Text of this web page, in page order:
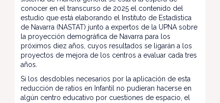
conocer en el transcurso de 2025 el contenido del
estudio que está elaborando el Instituto de Estadística
de Navarra (NASTAT) junto a expertos de la UPNA sobre
la proyección demográfica de Navarra para los
próximos diez años, cuyos resultados se ligarán a los
proyectos de mejora de los centros a evaluar cada tres
años.
Si los desdobles necesarios por la aplicación de esta
reducción de ratios en Infantil no pudieran hacerse en
algún centro educativo por cuestiones de espacio, el